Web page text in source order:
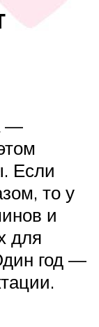
—
Если
то у
и
для
год —